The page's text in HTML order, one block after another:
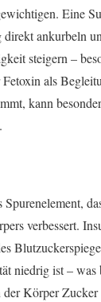
Eine
direkt ankurbeln
steigern –
als
kann
verbessert.
niedrig ist –
Körper